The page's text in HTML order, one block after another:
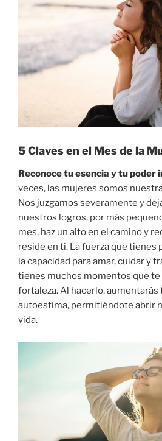
5 Claves en el Mes de la
Reconoce tu esencia y tu poder
veces, las mujeres somos
Nos juzgamos severamente y
nuestros logros, por más
mes, haz un alto en el camino y
reside en ti. La fuerza que tienes
la capacidad para amar, cuidar y
tienes muchos momentos que
fortaleza. Al hacerlo, aumentarás
autoestima, permitiéndote abrir
vida.